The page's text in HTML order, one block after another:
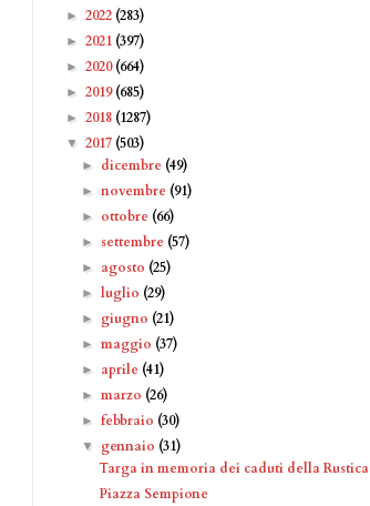
► 2022 (283)
► 2021 (397)
► 2020(664)
► 2019(685)
► 2018 (1287)
▼ 2017 (503)
► dicembre (49)
►novembre (91)
► ottobre (66)
► settembre (57)
► agosto (25)
►luglio (29)
► giugno (21)
►maggio (37)
► aprile (41)
►marzo (26)
►febbraio (30)
▼ gennaio (31)
Targa in memoria dei caduti della Rustica
Piazza Sempione